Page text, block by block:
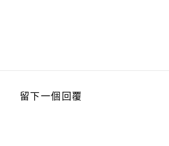
留下一個回覆